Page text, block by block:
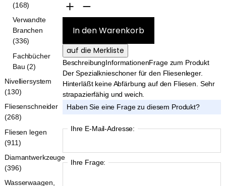
BeschreibungInformationenFrage zum Produkt
Der Spezialknieschoner für den Fliesenleger.
Hinterläßt keine Abfärbung auf den Fliesen. Sehr
strapazierfähig und weich.
Haben Sie eine Frage zu diesem Produkt?
Ihre E-Mail-Adresse:
Ihre Frage:
(168)
Verwandte
Branchen
(336)
Fachbücher
Bau (2)
Nivelliersystem
(130)
Fliesenschneider
(268)
Fliesen legen
(911)
Diamantwerkzeuge
(396)
Wasserwaagen,